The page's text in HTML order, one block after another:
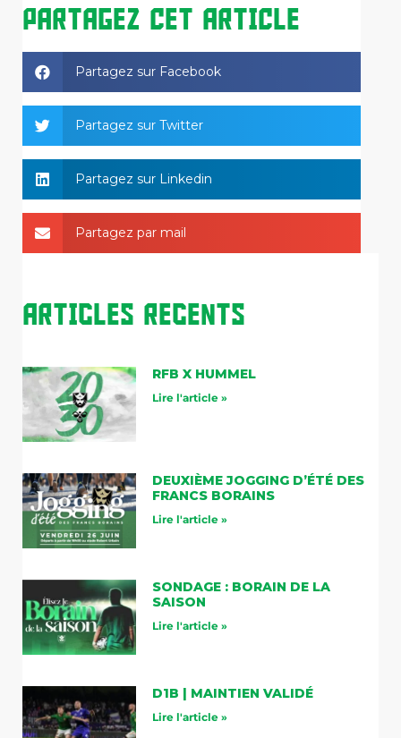
PARTAGEZ CET ARTICLE
Partagez sur Facebook
Partagez sur Twitter
Partagez sur Linkedin
Partagez par mail
Articles Recents
RFB X HUMMEL
Lire l'article »
DEUXIÈME JOGGING D’ÉTÉ DES
FRANCS BORAINS
Lire l'article »
SONDAGE : BORAIN DE LA
SAISON
Lire l'article »
D1B | MAINTIEN VALIDÉ
Lire l'article »